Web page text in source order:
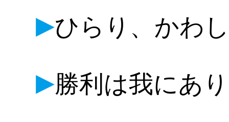
▶ひらり、かわ
▶勝利は我にあ